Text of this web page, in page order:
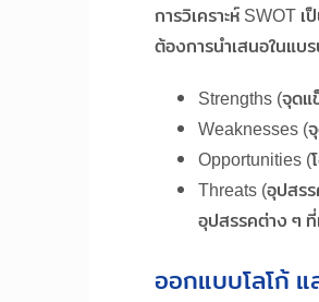
การวิเคราะห์ SWOT
ต้องการนำเสนอในแบ
Strengths (จุด
Weaknesses (
Opportunities (
Threats (อุปสร
อุปสรรคต่าง ๆ
ออกแบบโลโก้ แ